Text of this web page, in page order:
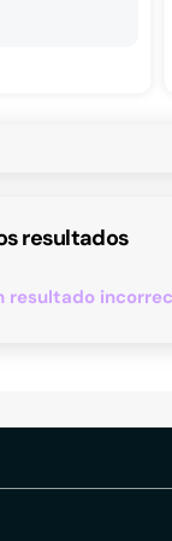
resultados
resultado